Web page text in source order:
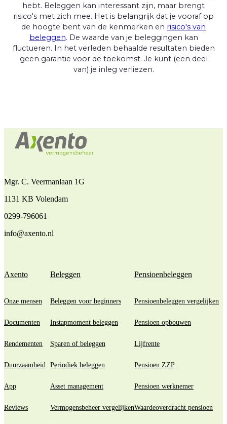
hebt. Beleggen kan interessant zijn, maar brengt
risico's met zich mee. Het is belangrijk dat je vooraf op
de hoogte bent van de kenmerken en risico's van
beleggen. De waarde van je beleggingen kan
fluctueren. In het verleden behaalde resultaten bieden
geen garantie voor de toekomst. Je kunt (een deel
van) je inleg verliezen.
Mgr. C. Veermanlaan 1G
1131 KB Volendam
0299-796061
info@axento.nl
Axento
Onze mensen
Documenten
Rendementen
Duurzaamheid
App
Reviews
Beleggen
Beleggen voor beginners
Instapmoment beleggen
Sparen of beleggen
Periodiek beleggen
Asset management
Vermogensbeheer vergelijken
Pensioenbeleggen
Pensioenbeleggen vergelijken
Pensioen opbouwen
Lijfrente
Pensioen ZZP
Pensioen werknemer
Waardeoverdracht pensioen